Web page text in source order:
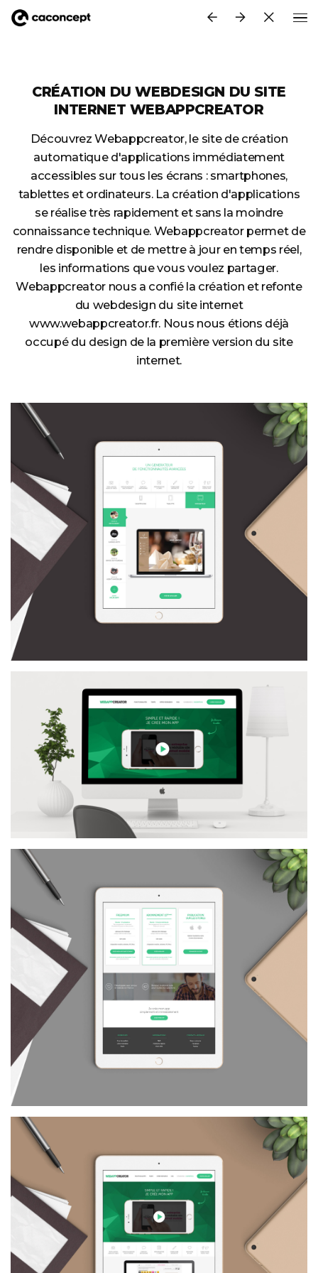
CRÉATION DU WEBDESIGN DU SITE
INTERNET WEBAPPCREATOR
Découvrez Webappcreator, le site de création
automatique d'applications immédiatement
accessibles sur tous les écrans : smartphones,
tablettes et ordinateurs. La création d'applications
se réalise très rapidement et sans la moindre
connaissance technique. Webappcreator permet de
rendre disponible et de mettre à jour en temps réel,
les informations que vous voulez partager.
Webappcreator nous a confié la création et refonte
du webdesign du site internet
www.webappcreator.fr. Nous nous étions déjà
occupé du design de la première version du site
internet.